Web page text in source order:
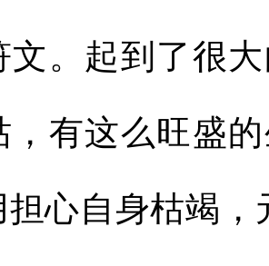
文。起到了很
，有这么旺盛
心自身枯竭